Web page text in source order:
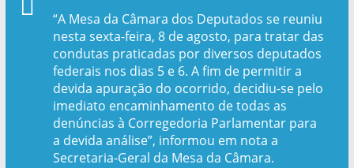
“A Mesa da Câmara dos Deputados se reuniu
nesta sexta-feira, 8 de agosto, para tratar das
condutas praticadas por diversos deputados
federais nos dias 5 e 6. A fim de permitir a
devida apuração do ocorrido, decidiu-se pelo
imediato encaminhamento de todas as
denúncias à Corregedoria Parlamentar para
a devida análise”, informou em nota a
Secretaria-Geral da Mesa da Câmara.